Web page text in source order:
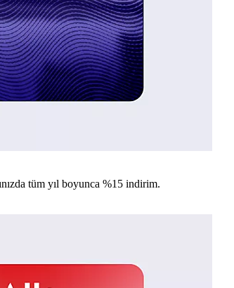
tüm yıl boyunca %15 indirim.